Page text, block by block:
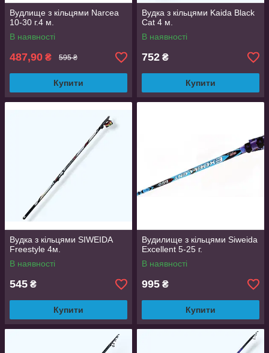
Вудлище з кільцями Narcea
10-30 г.4 м.
В наявності
487,90 ₴ 595 ₴
Купити
Вудка з кільцями Kaida Black
Cat 4 м.
В наявності
752 ₴
Купити
Вудка з кільцями SIWEIDA
Freestyle 4м.
В наявності
545 ₴
Купити
Вудилище з кільцями Siweida
Excellent 5-25 г.
В наявності
995 ₴
Купити